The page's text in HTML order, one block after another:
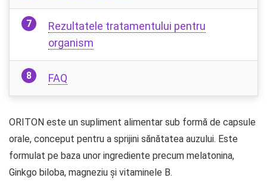
Rezultatele tratamentului pentru
organism
FAQ
ORITON este un supliment alimentar sub formă de capsule
orale, conceput pentru a sprijini sănătatea auzului. Este
formulat pe baza unor ingrediente precum melatonina,
Ginkgo biloba, magneziu și vitaminele B.